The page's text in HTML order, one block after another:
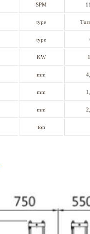
SPM
type
type
KW
mm
mm
mm
ton